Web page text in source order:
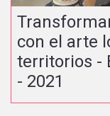
con el arte
territorios -
- 2021